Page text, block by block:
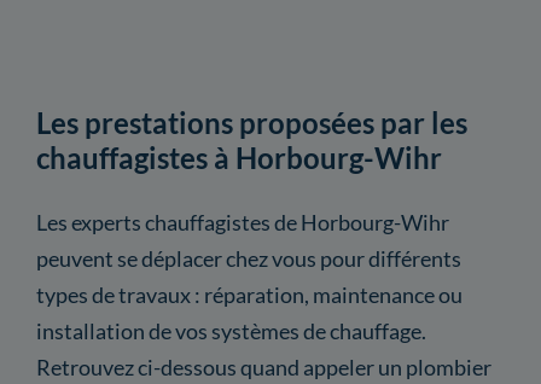
Les prestations proposées par les
chauffagistes à Horbourg-Wihr
Les experts chauffagistes de Horbourg-Wihr
peuvent se déplacer chez vous pour différents
types de travaux : réparation, maintenance ou
installation de vos systèmes de chauffage.
Retrouvez ci-dessous quand appeler un plombier